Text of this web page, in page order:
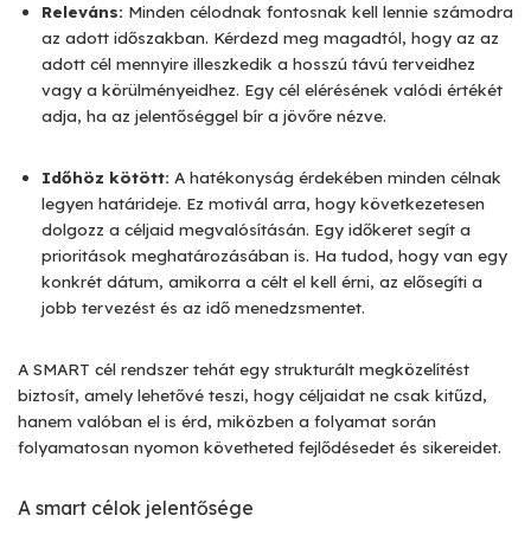
Releváns: Minden célodnak fontosnak kell lennie számodra
az adott időszakban. Kérdezd meg magadtól, hogy az az
adott cél mennyire illeszkedik a hosszú távú terveidhez
vagy a körülményeidhez. Egy cél elérésének valódi értékét
adja, ha az jelentőséggel bír a jövőre nézve.
Időhöz kötött: A hatékonyság érdekében minden célnak
legyen határideje. Ez motivál arra, hogy következetesen
dolgozz a céljaid megvalósításán. Egy időkeret segít a
prioritások meghatározásában is. Ha tudod, hogy van egy
konkrét dátum, amikorra a célt el kell érni, az elősegíti a
jobb tervezést és az idő menedzsmentet.
A SMART cél rendszer tehát egy strukturált megközelítést
biztosít, amely lehetővé teszi, hogy céljaidat ne csak kitűzd,
hanem valóban el is érd, miközben a folyamat során
folyamatosan nyomon követheted fejlődésedet és sikereidet.
A smart célok jelentősége